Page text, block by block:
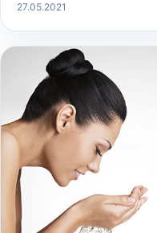
27.05.2021